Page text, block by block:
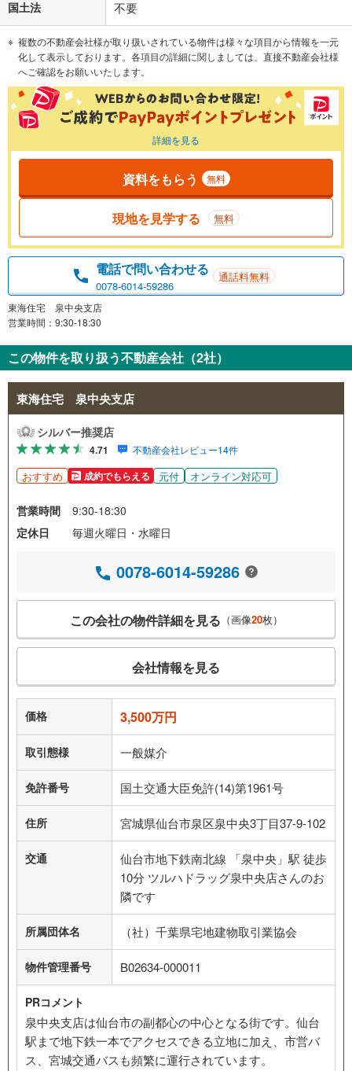
国土法 不要
複数の不動産会社様が取り扱いされている物件は様々な項目から情報を一元
化して表示しております。各項目の詳細に関しましては、直接不動産会社様
へご確認をお願いいたします。
詳細を見る
資料をもらう 無料
現地を見学する 無料
電話で問い合わせる
0078-6014-59286
通話料無料
東海住宅 泉中央支店
営業時間：9:30-18:30
この物件を取り扱う不動産会社（2社）
東海住宅 泉中央支店
シルバー推奨店
4.71 不動産会社レビュー14件
おすすめ 成約でもらえる 元付 オンライン対応可
営業時間
9:30-18:30
定休日
毎週火曜日・水曜日
0078-6014-59286
この会社の物件詳細を見る （画像20枚）
会社情報を見る
価格 3,500万円
取引態様 一般媒介
免許番号 国土交通大臣免許(14)第1961号
住所 宮城県仙台市泉区泉中央3丁目37-9-102
交通
仙台市地下鉄南北線 「泉中央」駅 徒歩
10分 ツルハドラッグ泉中央店さんのお
隣です
所属団体名 （社）千葉県宅地建物取引業協会
物件管理番号 B02634-000011
PRコメント
泉中央支店は仙台市の副都心の中心となる街です。仙台
駅まで地下鉄一本でアクセスできる立地に加え、市営バ
ス、宮城交通バスも頻繁に運行されています。